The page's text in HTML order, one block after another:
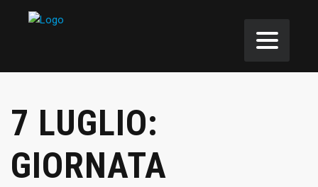
7 LUGLIO:
GIORNATA